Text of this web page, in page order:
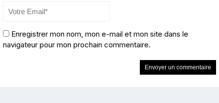
Enregistrer mon nom, mon e-mail et mon site dans le
navigateur pour mon prochain commentaire.